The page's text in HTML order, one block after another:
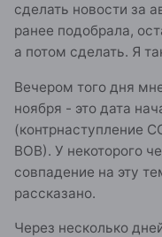
сделать новости за
ранее подобрала,
а потом сделать. Я
Вечером того дня
ноября - это дата
(контрнаступление
ВОВ). У некоторого
совпадение на эту
рассказано.
Через несколько